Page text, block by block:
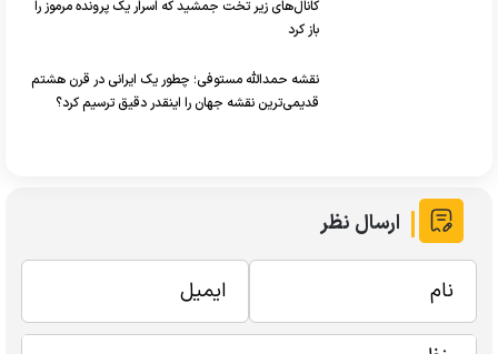
کانال‌های زیر تخت جمشید که اسرار یک پرونده مرموز را
باز کرد
نقشه حمدالله مستوفی؛ چطور یک ایرانی در قرن هشتم
قدیمی‌ترین نقشه جهان را اینقدر دقیق ترسیم کرد؟
ارسال نظر